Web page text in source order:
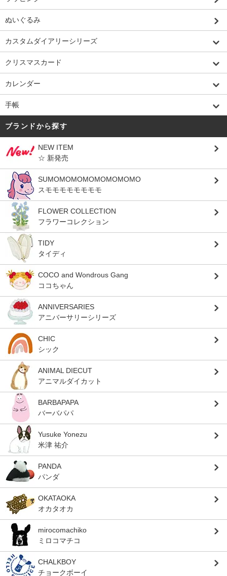
ぬいぐるみ
カスタムダイアリーシリーズ
クリスマスカード
カレンダー
手帳
ブランドから探す
NEW ITEM
☆ 新発売
SUMOMOMOMOMOMOMOMO
スモモモモモモモモ
FLOWER COLLECTION
フラワーコレクション
TIDY
タイディ
COCO and Wondrous Gang
ココちゃん
ANNIVERSARIES
アニバーサリーシリーズ
CHIC
シック
ANIMAL DIECUT
アニマルダイカット
BARBAPAPA
バーバパパ
Yusuke Yonezu
米津 祐介
PANDA
パンダ
OKATAOKA
オカタオカ
mirocomachiko
ミロコマチコ
CHALKBOY
チョークボーイ